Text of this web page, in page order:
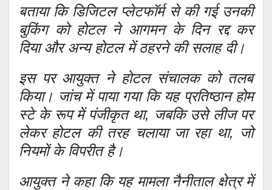
बताया कि डिजिटल प्लेटफॉर्म से की गई उनकी
बुकिंग को होटल ने आगमन के दिन रद्द कर
दिया और अन्य होटल में ठहरने की सलाह दी।
इस पर आयुक्त ने होटल संचालक को तलब
किया। जांच में पाया गया कि यह प्रतिष्ठान होम
स्टे के रूप में पंजीकृत था, जबकि उसे लीज पर
लेकर होटल की तरह चलाया जा रहा था, जो
नियमों के विपरीत है।
आयुक्त ने कहा कि यह मामला नैनीताल क्षेत्र में